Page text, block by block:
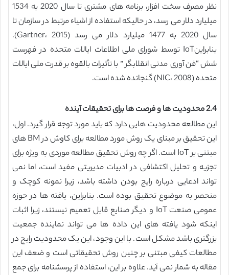
نظر مصرف سخت افزار، برنامه های مشتری تا سال 2020 به 1534
میلیارد دلار می رسد، در حالیکه استفاده از اشیاء مرتبط در سازمان تا
سال 2020 به 1477 میلیارد دلار می رسد (Gartner، 2015).
بنابراینIoT توسط شورای ملی اطلاعات ایالات متحده در فهرست
شش “فن آوری مدنی انقلابگر ” با تأثیرات بالقوه بر قدرت ملی ایالات
متحده (NIC، 2008) گنجانده شده است.
2.4 محدودیت ها و فرصت ها برای تحقیقات آینده
این مطالعه محدودیت هایی دارد که باید مورد توجه قرار گیرد. اول،
این تحقیق بر مبنای یک روش مورد مطالعه برای کاوش در BM های
مبتنی بر IoT است. اگر چه روش تحقیق مطالعه موردی به ویژه برای
تجزیه و تحلیل اکتشافی در ادبیات مدیریتی مفید است، اما نمی
تواند ادعایی درباره رایج بودن داشته باشد، زیرا نمونه کوچک و
منحصر به موضوع تحقیق بوده است. بنابراین، یافته ها در حوزه
عمومی صنعت IoT و دیگر صنایع قابل تعمیم نیستند، زیرا اثبات
اینکه شود یافته های این داده ها می تواند نماینده جمعیت
بزرگتری باشد مشکل است. با این وجود، این یک محدودیت رایج در
مطالعات کیفی مبتنی بر چنین روش تحقیقاتی است و ضعف این
مقاله به شمار نمی آید. علاوه بر این، استفاده از پرسشنامه برای جمع